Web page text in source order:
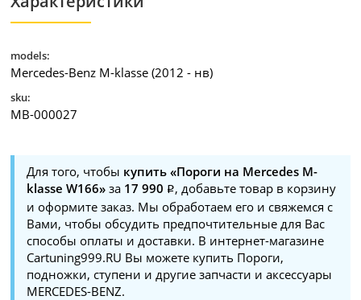
models:
Mercedes-Benz M-klasse (2012 - нв)
sku:
MB-000027
Для того, чтобы купить «Пороги на Mercedes M-
klasse W166» за 17 990
, добавьте товар в корзину
и оформите заказ. Мы обработаем его и свяжемся с
Вами, чтобы обсудить предпочтительные для Вас
способы оплаты и доставки. В интернет-магазине
Cartuning999.RU Вы можете купить Пороги,
подножки, ступени и другие запчасти и аксессуары
MERCEDES-BENZ.